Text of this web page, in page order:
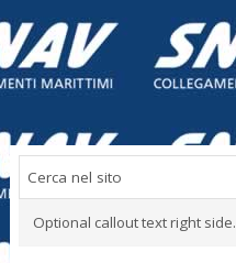
Optional callout text right side.